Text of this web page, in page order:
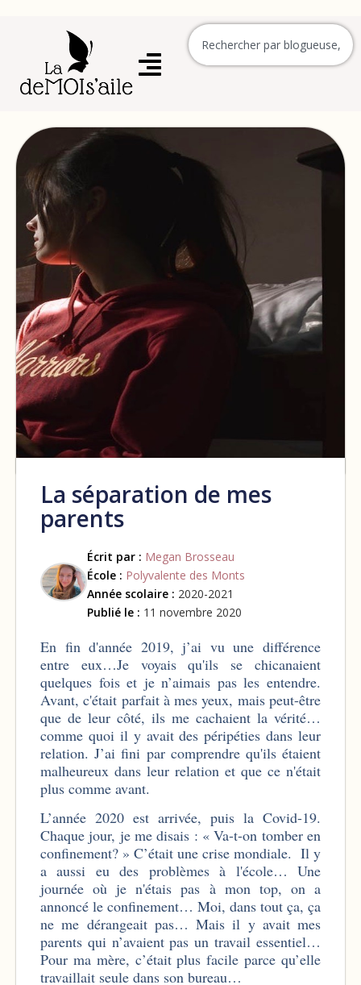
La séparation de mes
parents
Écrit par : Megan Brosseau
École : Polyvalente des Monts
Année scolaire : 2020-2021
Publié le : 11 novembre 2020
En fin d'année 2019, j’ai vu une différence
entre eux…Je voyais qu'ils se chicanaient
quelques fois et je n’aimais pas les entendre.
Avant, c'était parfait à mes yeux, mais peut-être
que de leur côté, ils me cachaient la vérité…
comme quoi il y avait des péripéties dans leur
relation. J’ai fini par comprendre qu'ils étaient
malheureux dans leur relation et que ce n'était
plus comme avant.
L’année 2020 est arrivée, puis la Covid-19.
Chaque jour, je me disais : « Va-t-on tomber en
confinement? » C’était une crise mondiale. Il y
a aussi eu des problèmes à l'école… Une
journée où je n'étais pas à mon top, on a
annoncé le confinement… Moi, dans tout ça, ça
ne me dérangeait pas… Mais il y avait mes
parents qui n’avaient pas un travail essentiel…
Pour ma mère, c’était plus facile parce qu’elle
travaillait seule dans son bureau…